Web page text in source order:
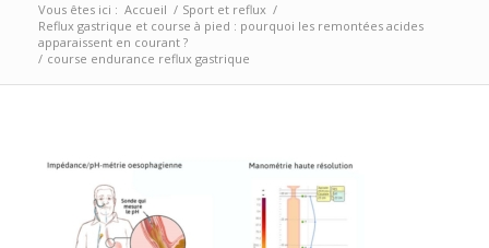
Vous êtes ici : Accueil / Sport et reflux /
Reflux gastrique et course à pied : pourquoi les remontées acides
apparaissent en courant ?
/ course endurance reflux gastrique